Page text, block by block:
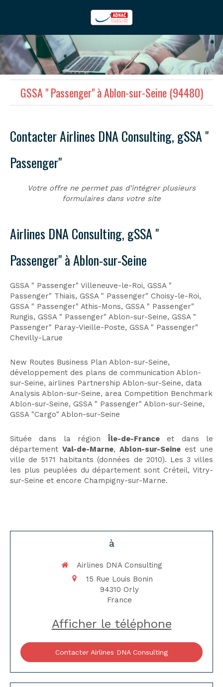
GSSA " Passenger" à Ablon-sur-Seine (94480)
Contacter Airlines DNA Consulting, gSSA "
Passenger"
Votre offre ne permet pas d’intégrer plusieurs
formulaires dans votre site
Airlines DNA Consulting, gSSA "
Passenger" à Ablon-sur-Seine
GSSA " Passenger" Villeneuve-le-Roi, GSSA "
Passenger" Thiais, GSSA " Passenger" Choisy-le-Roi,
GSSA " Passenger" Athis-Mons, GSSA " Passenger"
Rungis, GSSA " Passenger" Ablon-sur-Seine, GSSA "
Passenger" Paray-Vieille-Poste, GSSA " Passenger"
Chevilly-Larue
New Routes Business Plan Ablon-sur-Seine,
développement des plans de communication Ablon-
sur-Seine, airlines Partnership Ablon-sur-Seine, data
Analysis Ablon-sur-Seine, area Competition Benchmark
Ablon-sur-Seine, GSSA " Passenger" Ablon-sur-Seine,
GSSA "Cargo" Ablon-sur-Seine
Située dans la régionÎle-de-Franceet dans le
département Val-de-Marne, Ablon-sur-Seine est une
ville de 5171 habitants (données de 2010). Les 3 villes
les plus peuplées du département sont Créteil, Vitry-
sur-Seine et encore Champigny-sur-Marne.
à
Airlines DNA Consulting
15 Rue Louis Bonin
94310 Orly
France
Afficher le téléphone
Contacter Airlines DNA Consulting